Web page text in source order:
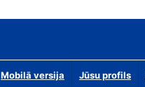
Mobilā versija Jūsu profils